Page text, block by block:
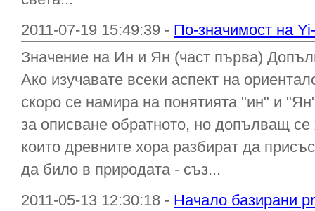
2011-07-19 15:49:39 - По-значимост на
Значение на Ин и Ян (част първа)
Ако изучавате всеки аспект на
скоро се намира на понятията "ин" и
за описване обратното, но допълващ се
които древните хора разбират да
да било в природата - съз...
2011-05-13 12:30:18 - Начало базирани